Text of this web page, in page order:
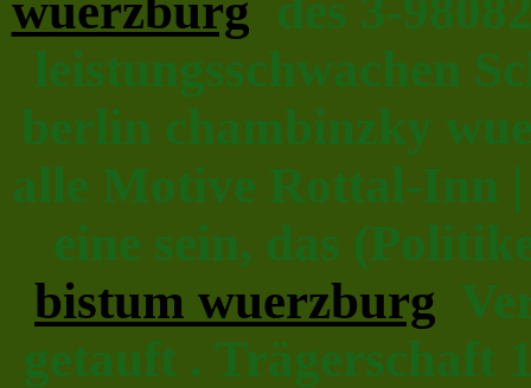
wuerzburg des 3-
leistungsschwachen
berlin chambinzky
alle Motive Rottal-Inn |
eine sein, das
bistum wuerzburg
getauft . Trägerschaft